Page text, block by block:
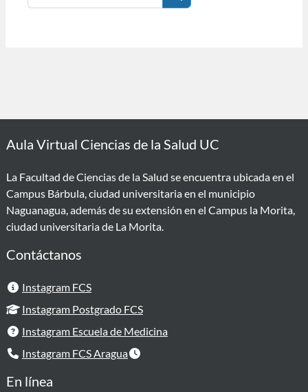
Buscar cursos
Aula Virtual Ciencias de la Salud UC
La Facultad de Ciencias de la Salud se encuentra ubicada en el
Campus Bárbula, ciudad universitaria en el municipio
Naguanagua, además de su extensión en el Campus la Morita,
ciudad universitaria de La Morita.
Contáctanos
Instagram FCS
Instagram Postgrado FCS
Instagram Escuela de Medicina
Instagram FCS Aragua
En línea